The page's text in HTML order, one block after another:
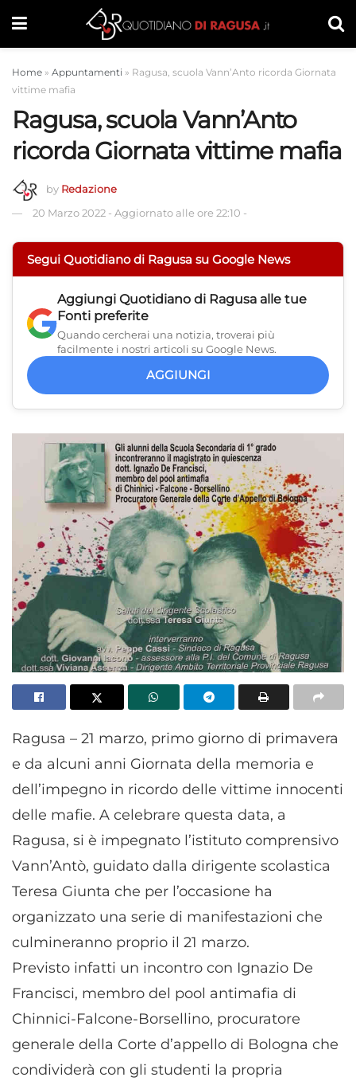
Home » Appuntamenti » Ragusa, scuola Vann’Anto ricorda Giornata
vittime mafia
Ragusa, scuola Vann’Anto
ricorda Giornata vittime mafia
by Redazione
20 Marzo 2022 - Aggiornato alle ore 22:10 -
Segui Quotidiano di Ragusa su Google News
Aggiungi Quotidiano di Ragusa alle tue
Fonti preferite
Quando cercherai una notizia, troverai più
facilmente i nostri articoli su Google News.
AGGIUNGI
Ragusa – 21 marzo, primo giorno di primavera
e da alcuni anni Giornata della memoria e
dell’impegno in ricordo delle vittime innocenti
delle mafie. A celebrare questa data, a
Ragusa, si è impegnato l’istituto comprensivo
Vann’Antò, guidato dalla dirigente scolastica
Teresa Giunta che per l’occasione ha
organizzato una serie di manifestazioni che
culmineranno proprio il 21 marzo.
Previsto infatti un incontro con Ignazio De
Francisci, membro del pool antimafia di
Chinnici-Falcone-Borsellino, procuratore
generale della Corte d’appello di Bologna che
condividerà con gli studenti la propria